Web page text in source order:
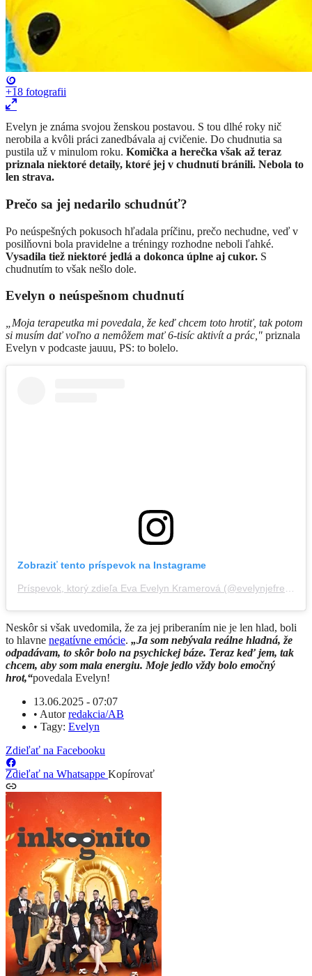
+18 fotografii
Evelyn je známa svojou ženskou postavou. S tou dlhé roky nič
nerobila a kvôli práci zanedbávala aj cvičenie. Do chudnutia sa
pustila už v minulom roku. Komička a herečka však až teraz
priznala niektoré detaily, ktoré jej v chudnutí bránili. Nebola to
len strava.
Prečo sa jej nedarilo schudnúť?
Po neúspešných pokusoch hľadala príčinu, prečo nechudne, veď v
posilňovni bola pravidelne a tréningy rozhodne neboli ľahké.
Vysadila tiež niektoré jedlá a dokonca úplne aj cukor. S
chudnutím to však nešlo dole.
Evelyn o neúspešnom chudnutí
„Moja terapeutka mi povedala, že keď chcem toto hrotiť, tak potom
si musím dať voľno a nemôžem mať 6-tisíc aktivít a prác," priznala
Evelyn v podcaste jauuu, PS: to bolelo.
Zobraziť tento príspevok na Instagrame
Príspevok, ktorý zdieľa Eva Evelyn Kramerová (@evelynjefresh)
Neskôr si však uvedomila, že za jej priberaním nie je len hlad, boli
to hlavne negatívne emócie. „Ja som nebývala reálne hladná, že
odpadávam, to skôr bolo na psychickej báze. Teraz keď jem, tak
chcem, aby som mala energiu. Moje jedlo vždy bolo emočný
hrot,“povedala Evelyn!
13.06.2025 - 07:07
• Autorredakcia/AB
• Tagy: Evelyn
Zdieľať na Facebooku
Zdieľať na Whatsappe Kopírovať